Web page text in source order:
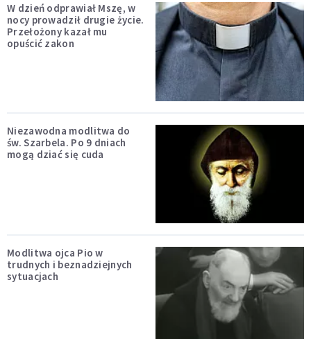
W dzień odprawiał Mszę, w
nocy prowadził drugie życie.
Przełożony kazał mu
opuścić zakon
Niezawodna modlitwa do
św. Szarbela. Po 9 dniach
mogą dziać się cuda
Modlitwa ojca Pio w
trudnych i beznadziejnych
sytuacjach